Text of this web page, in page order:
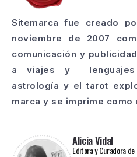
Sitemarca fue creado
noviembre de 2007
comunicación y
a viajes y lenguajes
astrología y el tarot
marca y se imprime como
Alicia Vidal
Editora y Curadora